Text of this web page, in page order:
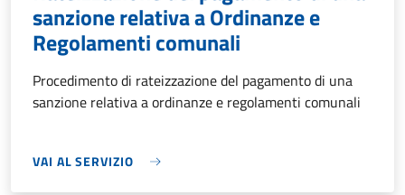
sanzione relativa a Ordinanze e
Regolamenti comunali
Procedimento di rateizzazione del pagamento di una
sanzione relativa a ordinanze e regolamenti comunali
VAI AL SERVIZIO